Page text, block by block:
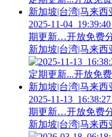
2025-11-
期更新…开放免费
新加坡|台湾|马来
2025-11-
期更新…开放免费
新加坡|台湾|马来